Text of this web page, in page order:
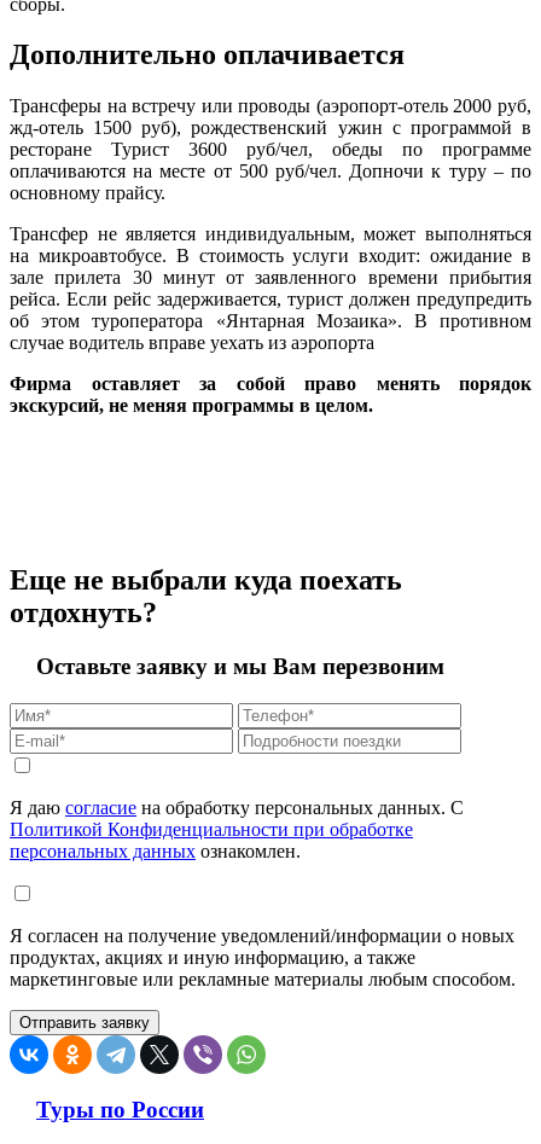
Дополнительно оплачивается
Трансферы на встречу или проводы (аэропорт-отель 2000 руб,
жд-отель 1500 руб), рождественский ужин с программой в
ресторане Турист 3600 руб/чел, обеды по программе
оплачиваются на месте от 500 руб/чел. Допночи к туру – по
основному прайсу.
Трансфер не является индивидуальным, может выполняться
на микроавтобусе. В стоимость услуги входит: ожидание в
зале прилета 30 минут от заявленного времени прибытия
рейса. Если рейс задерживается, турист должен предупредить
об этом туроператора «Янтарная Мозаика». В противном
случае водитель вправе уехать из аэропорта
Фирма оставляет за собой право менять порядок
экскурсий, не меняя программы в целом.
Еще не выбрали куда поехать
отдохнуть?
Оставьте заявку и мы Вам перезвоним
Я даю согласие на обработку персональных данных. С
Политикой Конфиденциальности при обработке
персональных данных ознакомлен.
Я согласен на получение уведомлений/информации о новых
продуктах, акциях и иную информацию, а также
маркетинговые или рекламные материалы любым способом.
Туры по России